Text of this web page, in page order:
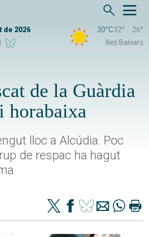
de 2026 30°C32°
26°
Illes Balears
de la Guàrdia
lloc a Alcúdia. Poc
de respac ha hagut